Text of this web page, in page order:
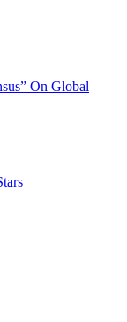
On Global